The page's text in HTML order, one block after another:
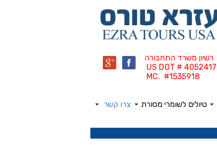
טיולים לשומרי מסורת צרו קשר
רשיון משרד התחבורה
US DOT # 4052417
MC. #1535918